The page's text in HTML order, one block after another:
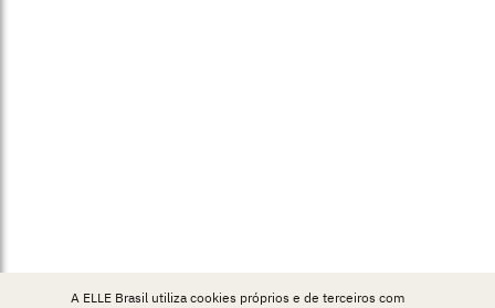
A ELLE Brasil utiliza cookies próprios e de terceiros com